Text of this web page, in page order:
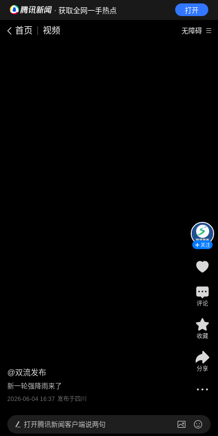
· 获取全网一手热点 打开
首页 视频 无障碍
@双流发布
新一轮强降雨来了
2026-06-04 16:37 发布于四川
关注
评论
收藏
分享
打开腾讯新闻客户端说两句